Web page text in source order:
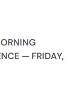
— FRIDAY,